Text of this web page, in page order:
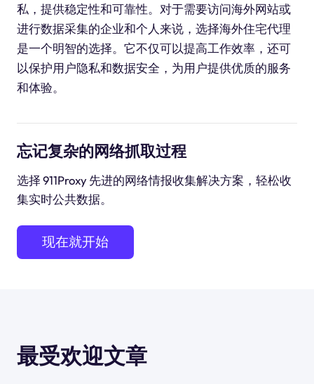
私，提供稳定性和可靠性。对于需要访问海外网站或
进行数据采集的企业和个人来说，选择海外住宅代理
是一个明智的选择。它不仅可以提高工作效率，还可
以保护用户隐私和数据安全，为用户提供优质的服务
和体验。
忘记复杂的网络抓取过程
选择 911Proxy 先进的网络情报收集解决方案，轻松收
集实时公共数据。
现在就开始
最受欢迎文章